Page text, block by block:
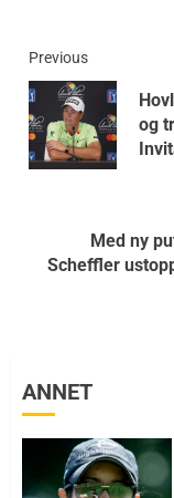
Previous
og
Med ny
Scheffler
ANNET